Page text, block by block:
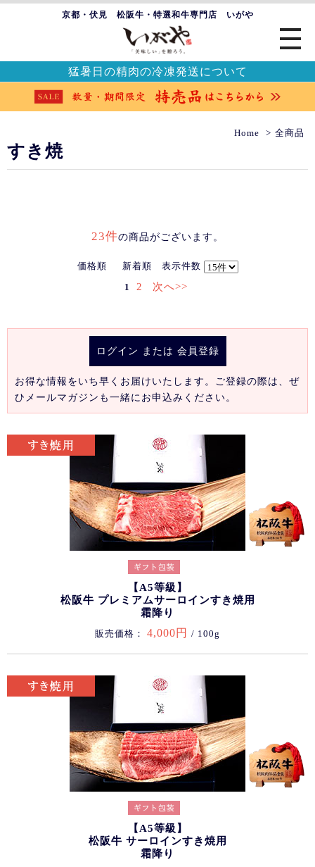
京都・伏見 松阪牛・特選和牛専門店 いがや
猛暑日の精肉の冷凍発送について
Home 全商品
すき焼
23件の商品がございます。
価格順 新着順 表示件数
1 2 次へ>>
ログイン または 会員登録
お得な情報をいち早くお届けいたします。ご登録の際は、ぜ
ひメールマガジンも一緒にお申込みください。
【A5等級】
松阪牛 プレミアムサーロインすき焼用
霜降り
販売価格： 4,000円 / 100g
【A5等級】
松阪牛 サーロインすき焼用
霜降り